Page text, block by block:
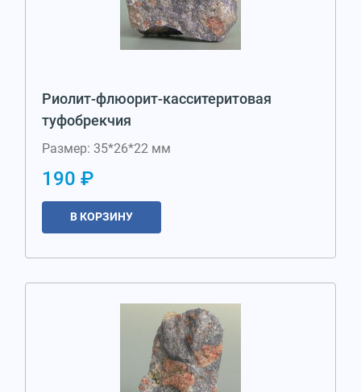
Риолит-флюорит-касситеритовая
туфобрекчия
Размер: 35*26*22 мм
190 ₽
В КОРЗИНУ